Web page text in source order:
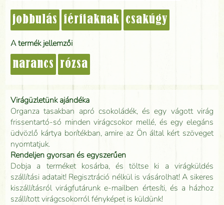
jobbulás férfiaknak csakúgy
A termék jellemzői
narancs rózsa
Virágüzletünk ajándéka
Organza tasakban apró csokoládék, és egy vágott virág
frissentartó-só minden virágcsokor mellé, és egy elegáns
üdvözlő kártya borítékban, amire az Ön által kért szöveget
nyomtatjuk.
Rendeljen gyorsan és egyszerűen
Dobja a terméket kosárba, és töltse ki a virágküldés
szállítási adatait! Regisztráció nélkül is vásárolhat! A sikeres
kiszállításról virágfutárunk e-mailben értesíti, és a házhoz
szállított virágcsokorról fényképet is küldünk!